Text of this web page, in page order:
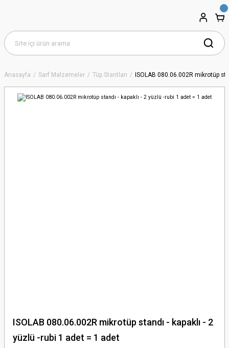
Anasayfa Sarf Malzemeler Tüp Stantları ISOLAB 080.06.002R mikrotüp
ISOLAB 080.06.002R mikrotüp standı - kapaklı - 2
yüzlü -rubi 1 adet = 1 adet